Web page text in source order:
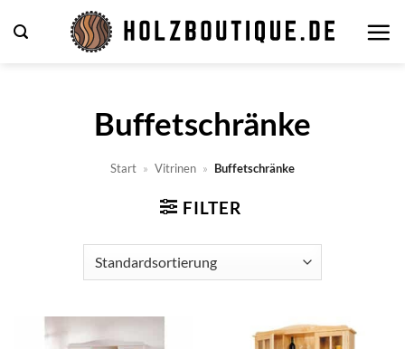
Inhalt
Buffetschränke
Start » Vitrinen » Buffetschränke
FILTER